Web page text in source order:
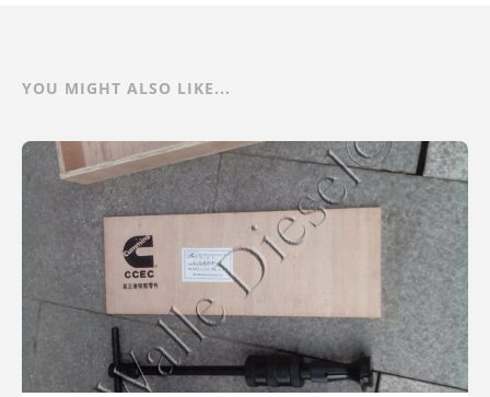
YOU MIGHT ALSO LIKE...